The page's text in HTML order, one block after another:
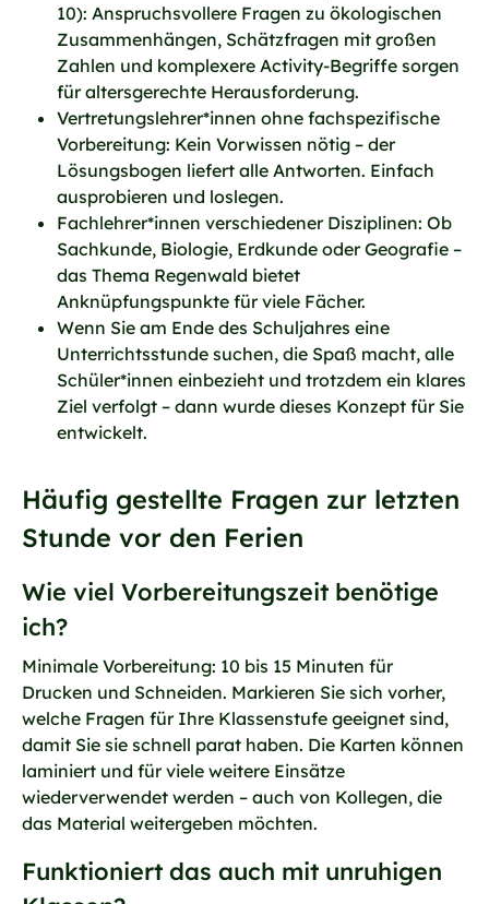
10): Anspruchsvollere Fragen zu ökologischen
Zusammenhängen, Schätzfragen mit großen
Zahlen und komplexere Activity-Begriffe sorgen
für altersgerechte Herausforderung.
Vertretungslehrer*innen ohne fachspezifische
Vorbereitung: Kein Vorwissen nötig – der
Lösungsbogen liefert alle Antworten. Einfach
ausprobieren und loslegen.
Fachlehrer*innen verschiedener Disziplinen: Ob
Sachkunde, Biologie, Erdkunde oder Geografie –
das Thema Regenwald bietet
Anknüpfungspunkte für viele Fächer.
Wenn Sie am Ende des Schuljahres eine
Unterrichtsstunde suchen, die Spaß macht, alle
Schüler*innen einbezieht und trotzdem ein klares
Ziel verfolgt – dann wurde dieses Konzept für Sie
entwickelt.
Häufig gestellte Fragen zur letzten
Stunde vor den Ferien
Wie viel Vorbereitungszeit benötige
ich?
Minimale Vorbereitung: 10 bis 15 Minuten für
Drucken und Schneiden. Markieren Sie sich vorher,
welche Fragen für Ihre Klassenstufe geeignet sind,
damit Sie sie schnell parat haben. Die Karten können
laminiert und für viele weitere Einsätze
wiederverwendet werden – auch von Kollegen, die
das Material weitergeben möchten.
Funktioniert das auch mit unruhigen